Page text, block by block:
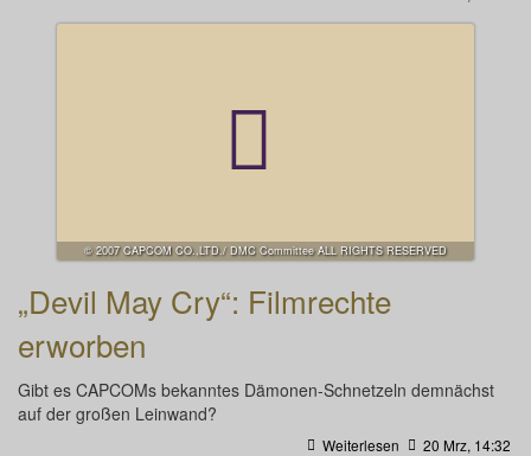
© 2007 CAPCOM CO.,LTD./ DMC Committee ALL RIGHTS RESERVED
„Devil May Cry“: Filmrechte
erworben
Gibt es CAPCOMs bekanntes Dämonen-Schnetzeln demnächst
auf der großen Leinwand?
Weiterlesen 20 Mrz, 14:32